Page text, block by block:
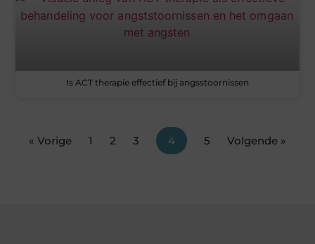
Is ACT therapie effectief bij angsstoornissen
« Vorige 1 2 3 4 5 Volgende »